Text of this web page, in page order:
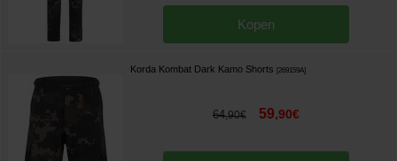
Kopen
Korda Kombat Dark Kamo Shorts 269159A]
64,90€ 59,90€